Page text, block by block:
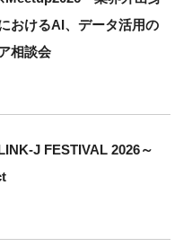
おけるAI、データ活用の
相談会
J FESTIVAL 2026～